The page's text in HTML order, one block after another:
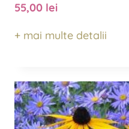
55,00 lei
+ mai multe detalii